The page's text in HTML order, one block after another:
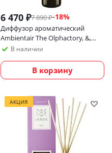
6 470 ₽7 890₽-18%
Диффузор ароматический
Ambientair The Olphactory, &,
Cedar & Oud, 500 мл
В наличии
В корзину
АКЦИЯ